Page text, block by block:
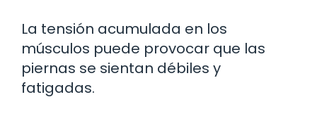
La tensión acumulada en los
músculos puede provocar que las
piernas se sientan débiles y
fatigadas.